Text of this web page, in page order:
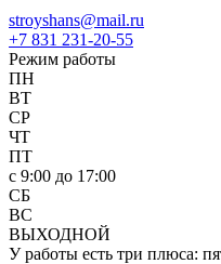
stroyshans@mail.ru
+7 831 231-20-55
Режим работы
ПН
ВТ
СР
ЧТ
ПТ
c 9:00 до 17:00
СБ
ВС
ВЫХОДНОЙ
У работы есть три плюса: